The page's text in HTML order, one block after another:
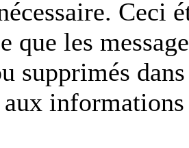
Ceci
que les
supprimés